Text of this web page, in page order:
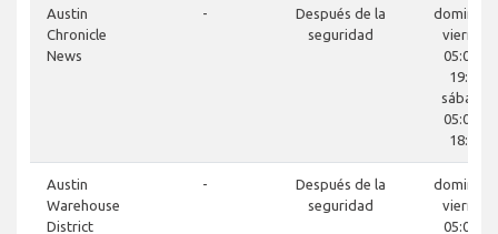
Austin
Chronicle
News
-
Después de la
seguridad
domingo-
viernes
05:00 a
19:30
sábado
05:00 a
18:00
Austin
Warehouse
District
-
Después de la
seguridad
domingo-
viernes
05:00 a